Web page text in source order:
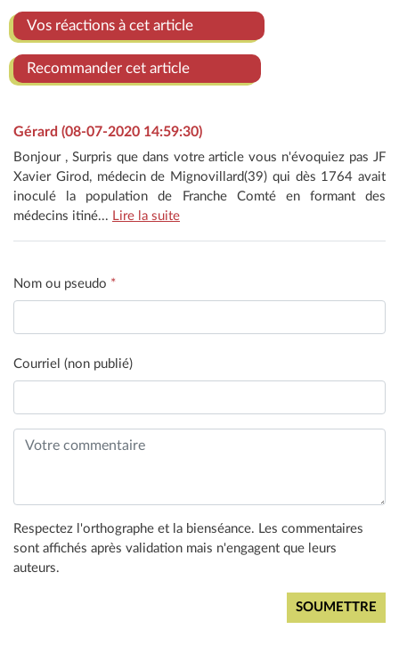
Vos réactions à cet article
Recommander cet article
Gérard (08-07-2020 14:59:30)
Bonjour , Surpris que dans votre article vous n'évoquiez pas JF
Xavier Girod, médecin de Mignovillard(39) qui dès 1764 avait
inoculé la population de Franche Comté en formant des
médecins itiné... Lire la suite
Nom ou pseudo *
Courriel (non publié)
Respectez l'orthographe et la bienséance. Les commentaires
sont affichés après validation mais n'engagent que leurs
auteurs.